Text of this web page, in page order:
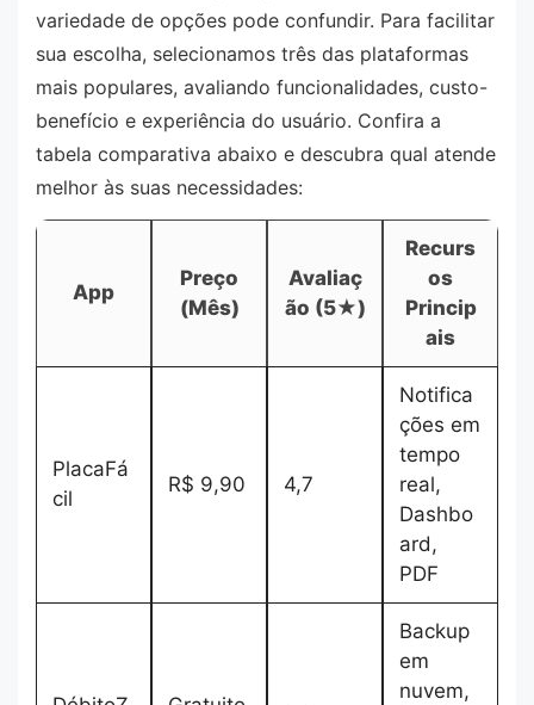
variedade de opções pode confundir. Para facilitar
sua escolha, selecionamos três das plataformas
mais populares, avaliando funcionalidades, custo-
benefício e experiência do usuário. Confira a
tabela comparativa abaixo e descubra qual atende
melhor às suas necessidades:
App
Preço
(Mês)
Avaliaç
ão (5★)
Recurs
os
Princip
ais
PlacaFá
cil
R$ 9,90 4,7
Notifica
ções em
tempo
real,
Dashbo
ard,
PDF
Backup
em
nuvem,